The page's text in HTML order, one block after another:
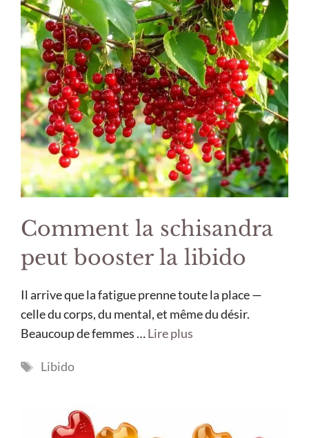
Comment la schisandra
peut booster la libido
Il arrive que la fatigue prenne toute la place —
celle du corps, du mental, et même du désir.
Beaucoup de femmes …Lire plus
Étiquettes
Libido